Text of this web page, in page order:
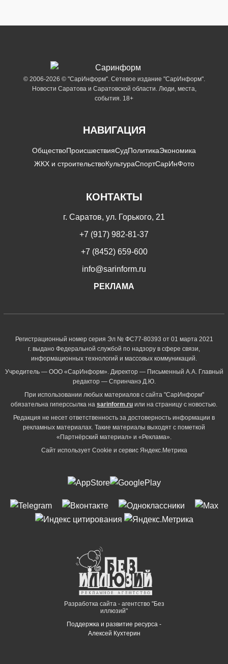
© 2006-2026 © "СарИнформ". Сетевое издание "СарИнформ".
Новости Саратова и Саратовской области. Люди, места,
события. 18+
НАВИГАЦИЯ
ОбществоПроисшествияСудПолитикаЭкономика
ЖКХ и строительствоКультураСпортСарИнФото
КОНТАКТЫ
г. Саратов, ул. Горького, 21
+7 (917) 982-81-37
+7 (8452) 659-600
info@sarinform.ru
РЕКЛАМА
Регистрационный номер серия Эл № ФС77-80393 от 01 марта 2021
г. выдано Федеральной службой по надзору в сфере связи,
информационных технологий и массовых коммуникаций.
Учредитель — ООО «СарИнформ». Директор — Письменный А.А. Главный
редактор — Спринчанэ Д.Ю.
При использовании любых материалов с сайта "СарИнформ"
обязательна гиперссылка на sarinform.ru или на страницу с новостью.
Редакция не несет ответственность за достоверность информации в
рекламных материалах. Такие материалы выходят с пометкой
«Партнёрский материал» и «Реклама».
Сайт использует Cookie и сервиc Яндекс.Метрика
Разработка сайта - агентство "Без
иллюзий"
Поддержка и развитие ресурса -
Алексей Кухтерин